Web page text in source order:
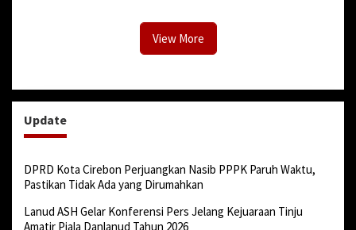
View More
Update
DPRD Kota Cirebon Perjuangkan Nasib PPPK Paruh Waktu,
Pastikan Tidak Ada yang Dirumahkan
Lanud ASH Gelar Konferensi Pers Jelang Kejuaraan Tinju
Amatir Piala Danlanud Tahun 2026